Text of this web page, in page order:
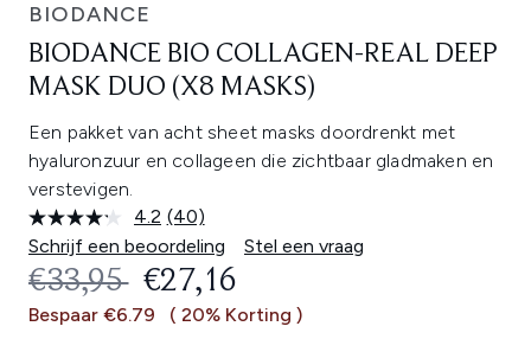
BIODANCE
BIODANCE BIO COLLAGEN-REAL DEEP
MASK DUO (X8 MASKS)
Een pakket van acht sheet masks doordrenkt met
hyaluronzuur en collageen die zichtbaar gladmaken en
verstevigen.
4.2 Lees
40
beoordelingen.
Dezelfde
paginalink.
(40)
Schrijf een beoordeling
Stel een vraag
RECOMMENDED RETAIL PRICE:
€33,95 HUIDIGE PRIJS:
€27,16
Bespaar €6.79 ( 20% Korting )